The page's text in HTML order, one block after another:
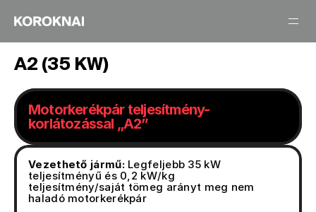
A2 (35 KW)
Motorkerékpár teljesítmény-
korlátozással „A2”
Vezethető jármű: Legfeljebb 35 kW
teljesítményű és 0,2 kW/kg
teljesítmény/saját tömeg arányt meg nem
haladó motorkerékpár